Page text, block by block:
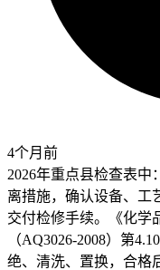
4个月前
2026年重点县检查表中
离措施，确认设备、工
交付检修手续。《化学
（AQ3026-2008）第
绝、清洗、置换，合格